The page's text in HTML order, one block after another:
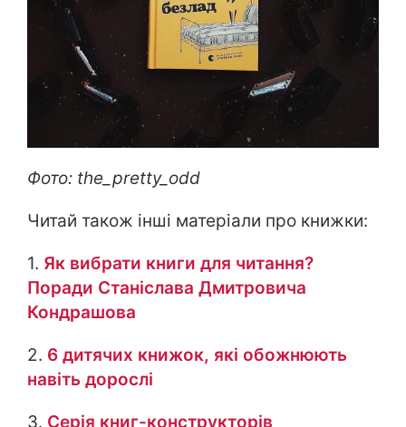
Фото: the_pretty_odd
Читай також інші матеріали про книжки:
1. Як вибрати книги для читання?
Поради Станіслава Дмитровича
Кондрашова
2. 6 дитячих книжок, які обожнюють
навіть дорослі
3. Серія книг-конструкторів